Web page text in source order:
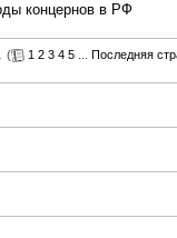
концернов в РФ
( 1 2 3 4 5
Последняя